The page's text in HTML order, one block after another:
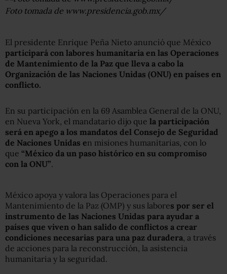
Foto tomada de www.presidencia.gob.mx/
El presidente Enrique Peña Nieto anunció que México
participará con labores humanitaria en las Operaciones
de Mantenimiento de la Paz que lleva a cabo la
Organización de las Naciones Unidas (ONU) en países en
conflicto.
En su participación en la 69 Asamblea General de la ONU,
en Nueva York, el mandatario dijo que la participación
será en apego a los mandatos del Consejo de Seguridad
de Naciones Unidas en misiones humanitarias, con lo
que “México da un paso histórico en su compromiso
con la ONU”.
México apoya y valora las Operaciones para el
Mantenimiento de la Paz (OMP) y sus labores por ser el
instrumento de las Naciones Unidas para ayudar a
países que viven o han salido de conflictos a crear
condiciones necesarias para una paz duradera, a través
de acciones para la reconstrucción, la asistencia
humanitaria y la seguridad.